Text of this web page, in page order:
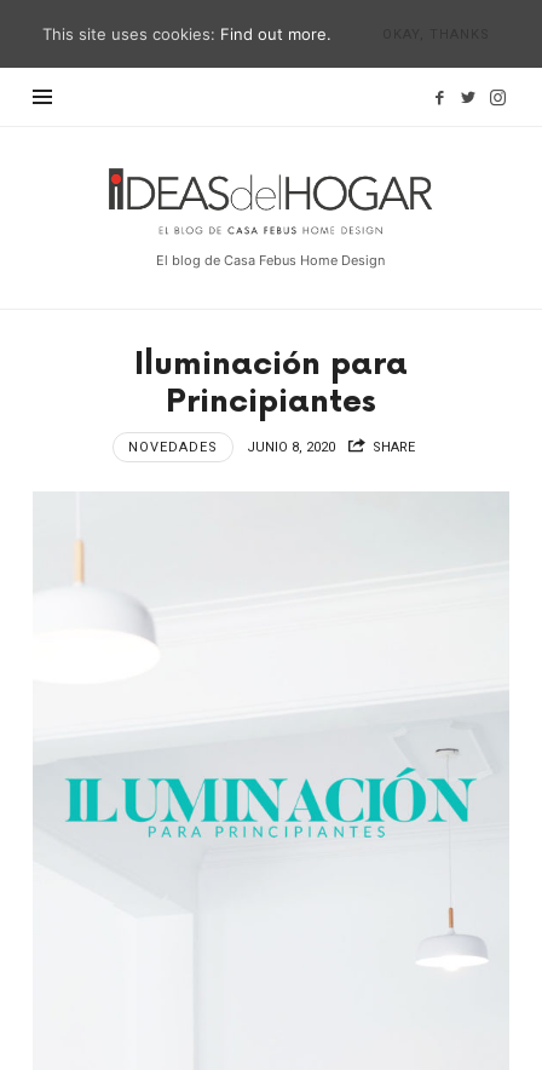
Ideas
del
Hogar
El blog de Casa Febus Home Design
Iluminación para
Principiantes
NOVEDADES JUNIO 8, 2020 SHARE
This site uses cookies: Find out more.